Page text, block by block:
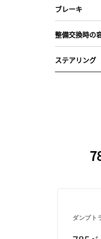
ブレーキ
整備交換時の
ステアリング
ダンプト